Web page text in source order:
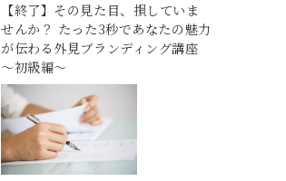
【終了】その見た目、損していま
せんか？ たった3秒であなたの魅力
が伝わる外見ブランディング講座
～初級編～